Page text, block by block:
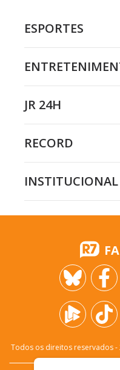
ESPORTES
JR 24H
RECORD
INSTITUCIONAL
Todos os direitos reservados -